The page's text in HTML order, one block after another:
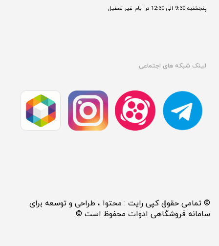
پنجشنبه 9:30 الی 12:30 در ایام غیر تعطیل
لینک شبکه های اجتماعی
© تمامی حقوق کپی رایت : محتوا ، طراحی و توسعه برای
سامانه فروشگاهی ادوات محفوظ است ©